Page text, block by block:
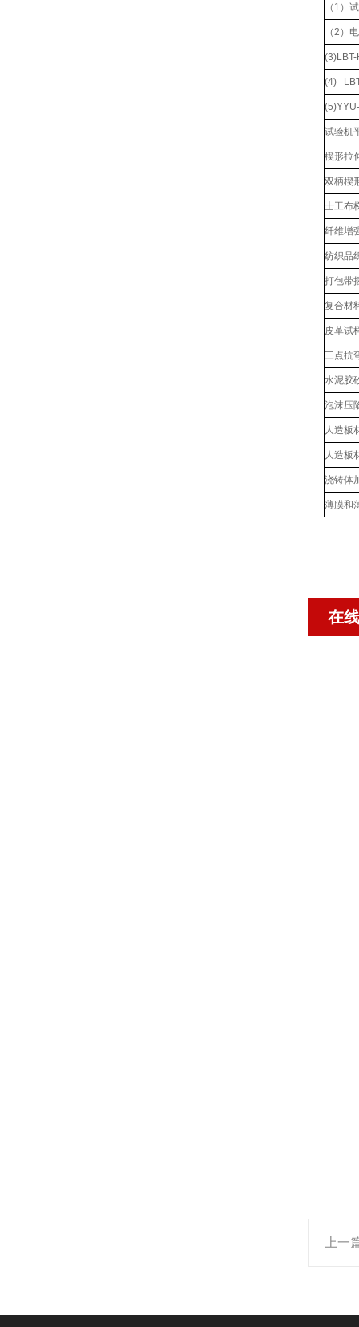
（1）
（2）
(4)
试验机
楔形拉
双柄楔
士工布
纤维增
纺织品
打包带
复合材
皮革试
三点抗
水泥胶
泡沫压
人造板
人造板
浇铸体
薄膜和
在
上一